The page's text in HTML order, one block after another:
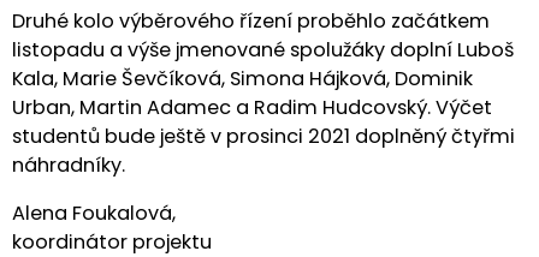
Druhé kolo výběrového řízení proběhlo začátkem
listopadu a výše jmenované spolužáky doplní Luboš
Kala, Marie Ševčíková, Simona Hájková, Dominik
Urban, Martin Adamec a Radim Hudcovský. Výčet
studentů bude ještě v prosinci 2021 doplněný čtyřmi
náhradníky.
Alena Foukalová,
koordinátor projektu